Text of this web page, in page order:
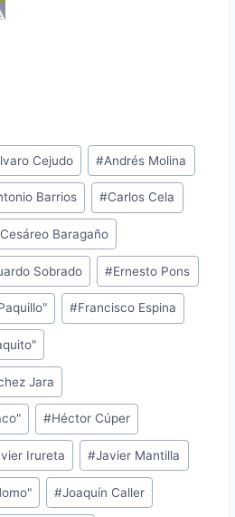
Cejudo #Andrés Molina
Barrios #Carlos Cela
Cesáreo Baragaño
Sobrado #Ernesto Pons
#Francisco Espina
Jara
#Héctor Cúper
Irureta #Javier Mantilla
#Joaquín Caller